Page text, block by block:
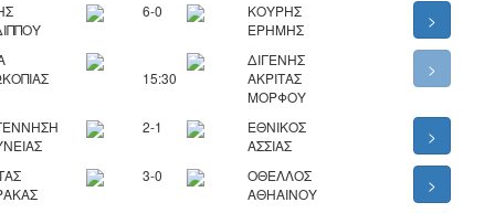
6-0
ΚΟΥΡΗΣ
ΕΡΗΜΗΣ
>
15:30
ΔΙΓΕΝΗΣ
ΑΚΡΙΤΑΣ
ΜΟΡΦΟΥ
>
2-1
ΕΘΝΙΚΟΣ
ΑΣΣΙΑΣ
>
3-0
ΟΘΕΛΛΟΣ
ΑΘΗΑΙΝΟΥ
>